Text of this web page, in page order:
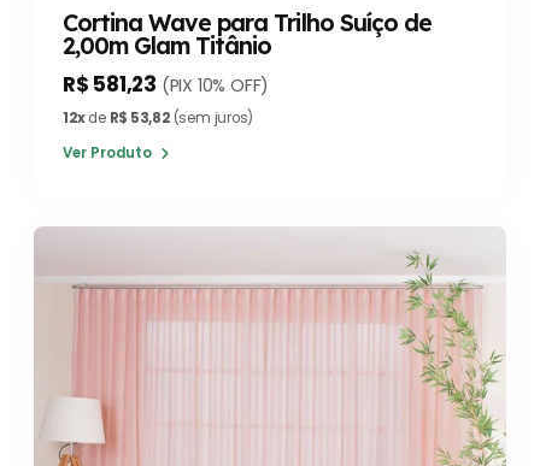
Cortina Wave para Trilho Suíço de
2,00m Glam Titânio
R$ 581,23 (PIX 10% OFF)
12xde R$ 53,82(sem juros)
Ver Produto